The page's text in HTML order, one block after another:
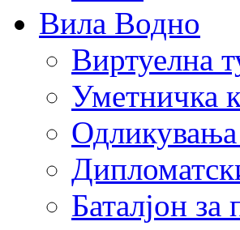
Вила Водно
Виртуелна
Уметничка
Баталјон за